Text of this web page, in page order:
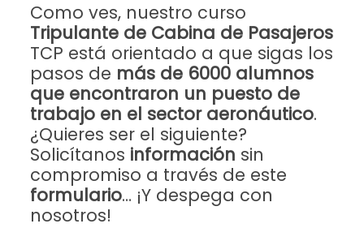
Como ves, nuestro curso
Tripulante de Cabina de Pasajeros
TCP está orientado a que sigas los
pasos de más de 6000 alumnos
que encontraron un puesto de
trabajo en el sector aeronáutico.
¿Quieres ser el siguiente?
Solicítanos información sin
compromiso a través de este
formulario… ¡Y despega con
nosotros!